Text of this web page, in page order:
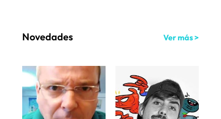
Novedades Ver más >